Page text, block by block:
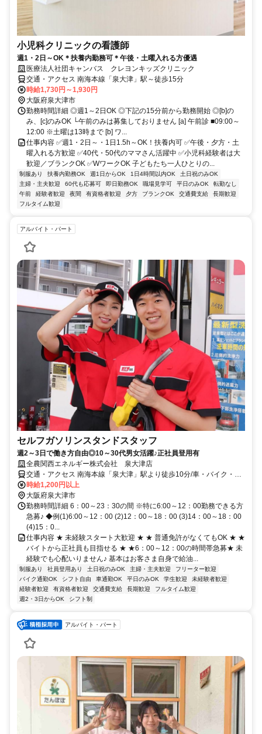
小児科クリニックの看護師
週1・2日～OK＊扶養内勤務可＊午後・土曜入れる方優遇
医療法人社団キャンバス クレヨンキッズクリニック
交通・アクセス 南海本線「泉大津」駅～徒歩15分
時給1,730円～1,930円
大阪府泉大津市
勤務時間詳細 ◎週1～2日OK ◎下記の15分前から勤務開始 ◎[b]の
み、[c]のみOK └午前のみは募集しておりません [a] 午前診 ■09:00～
12:00 ※土曜は13時まで [b] ワ...
仕事内容 ✅週1・2日～・1日1.5h～OK！扶養内可 ✅午後・夕方・土
曜入れる方歓迎 ✅40代・50代のママさん活躍中 ✅小児科経験者は大
歓迎／ブランクOK ✅WワークOK 子どもたち一人ひとりの...
制服あり 扶養内勤務OK 週1日からOK 1日4時間以内OK
土日祝のみOK
主婦・主夫歓迎
60代も応募可 即日勤務OK 職場見学可 平日のみOK
転勤なし
午前
経験者歓迎 夜間 有資格者歓迎 夕方 ブランクOK 交通費支給
長期歓迎
フルタイム歓迎
アルバイト・パート
セルフガソリンスタンドスタッフ
週2～3日で働き方自由◎10～30代男女活躍♪正社員登用有
全農関西エネルギー株式会社 泉大津店
交通・アクセス 南海本線「泉大津」駅より徒歩10分/車・バイク・自
転車通勤ＯＫ
時給1,200円以上
大阪府泉大津市
勤務時間詳細 6：00～23：30の間 ※特に6:00～12：00勤務できる方
急募♪ ◆例(1)6:00～12：00 (2)12：00～18：00 (3)14：00～18：00
(4)15：0...
仕事内容 ★ 未経験スタート大歓迎 ★ ★ 普通免許がなくてもOK ★ ★
バイトから正社員も目指せる ★ ★6：00～12：00の時間帯急募★ 未
経験でも心配いりません♪ 基本はお客さま自身で給油...
制服あり 社員登用あり 土日祝のみOK 主婦・主夫歓迎
フリーター歓迎
バイク通勤OK
シフト自由 車通勤OK 平日のみOK 学生歓迎
未経験者歓迎
経験者歓迎
有資格者歓迎 交通費支給 長期歓迎
フルタイム歓迎
週2・3日からOK
シフト制
アルバイト・パート